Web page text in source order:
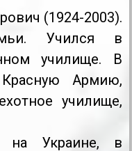
(1924-2003).
Учился в
училище. В
Армию,
училище,
на Украине, в